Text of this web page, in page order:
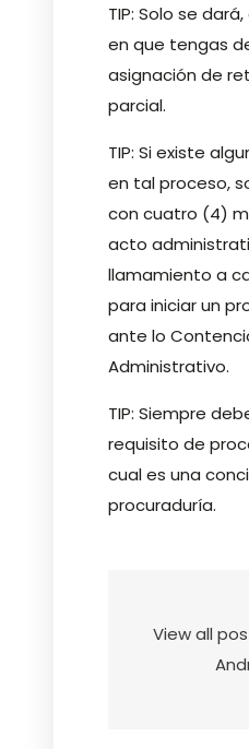
TIP: Solo se
en que tengas
asignación de
parcial.
TIP: Si existe
en tal proceso,
con cuatro (4)
acto
llamamiento a
para iniciar un
ante lo
Administrativo.
TIP: Siempre
requisito de
cual es una
procuraduría.
View all